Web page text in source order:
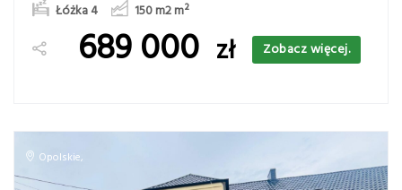
Łóżka 4 150 m2m²
689 000 zł Zobacz więcej.
Opolskie,